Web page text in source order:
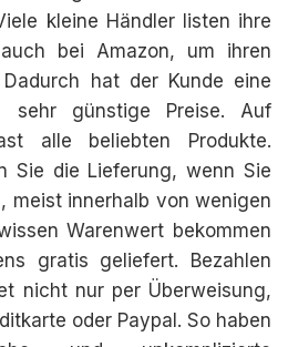
kleine Händler listen ihre
bei Amazon, um ihren
hat der Kunde eine
sehr günstige Preise. Auf
alle beliebten Produkte.
Sie die Lieferung, wenn Sie
meist innerhalb von wenigen
Warenwert bekommen
gratis geliefert. Bezahlen
nicht nur per Überweisung,
oder Paypal. So haben